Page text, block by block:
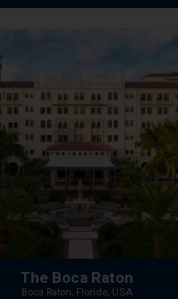
The Boca Raton
Boca Raton, Floride, USA